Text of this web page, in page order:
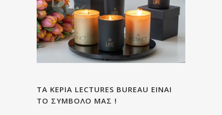
ΤΑ ΚΕΡΙΑ LECTURES BUREAU ΕΙΝΑΙ
ΤΟ ΣΥΜΒΟΛΟ ΜΑΣ !